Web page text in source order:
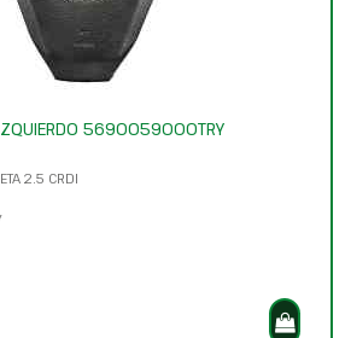
IZQUIERDO 5690059000TRY
2.5 CRDI